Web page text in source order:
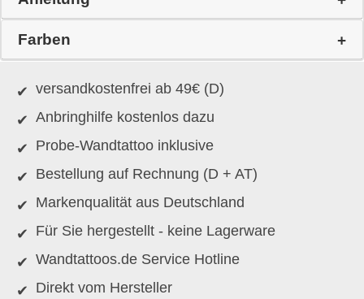
Farben
versandkostenfrei ab 49€ (D)
Anbringhilfe kostenlos dazu
Probe-Wandtattoo inklusive
Bestellung auf Rechnung (D + AT)
Markenqualität aus Deutschland
Für Sie hergestellt - keine Lagerware
Wandtattoos.de Service Hotline
Direkt vom Hersteller